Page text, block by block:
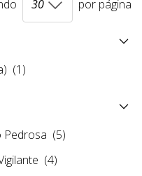
por página
(1)
Pedrosa (5)
(4)